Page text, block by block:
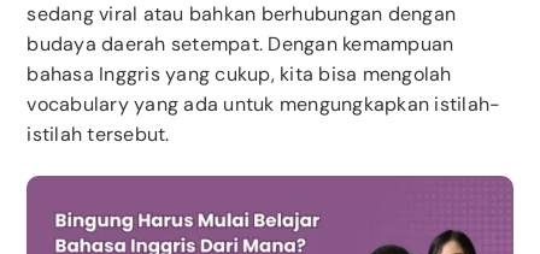
sedang viral atau bahkan berhubungan dengan
budaya daerah setempat. Dengan kemampuan
bahasa Inggris yang cukup, kita bisa mengolah
vocabulary yang ada untuk mengungkapkan istilah-
istilah tersebut.